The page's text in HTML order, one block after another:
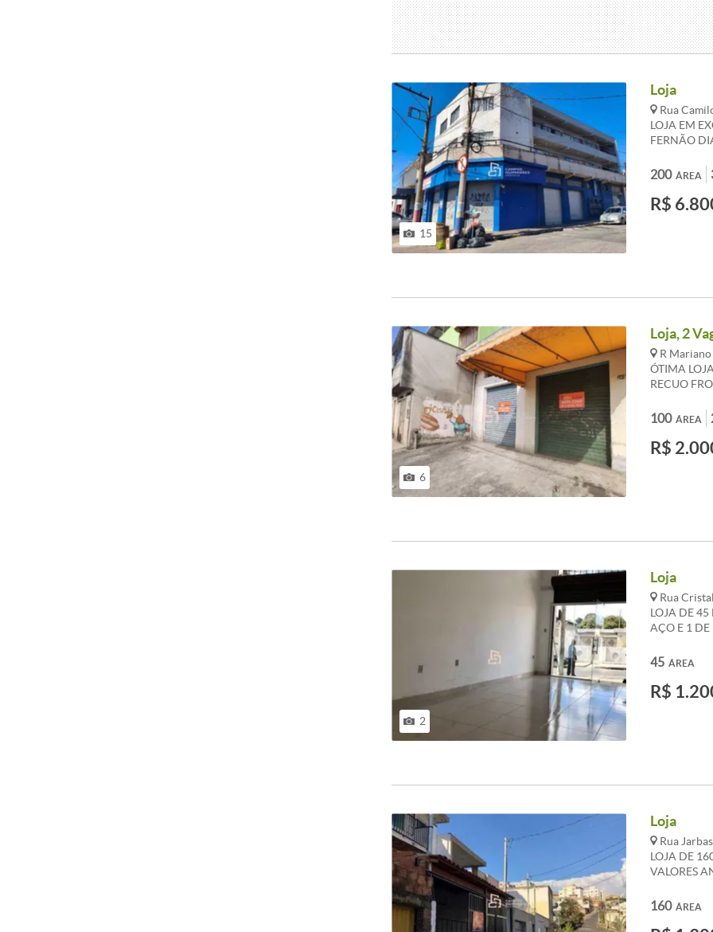
15
Loja
Rua
LOJA EM
FERNÃO
PIA EM
SERVIÇO,
ÁREA
200
R$
6
Loja, 2
R
ÓTIMA
RECUO
983 867 630
ÁREA
100
R$
2
Loja
Rua
LOJA DE
AÇO E 1
ÁREA
45
R$
Loja
Rua
LOJA DE
VALORES
983 867 630
ÁREA
160